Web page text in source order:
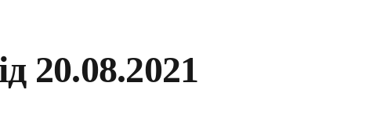
20.08.2021